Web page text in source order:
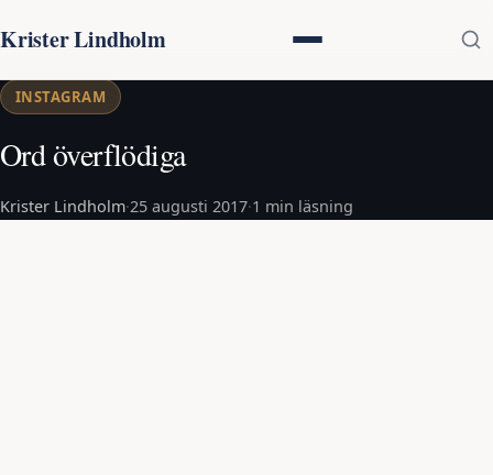
Krister Lindholm
INSTAGRAM
Ord överflödiga
Krister Lindholm·25 augusti 2017·1 min läsning